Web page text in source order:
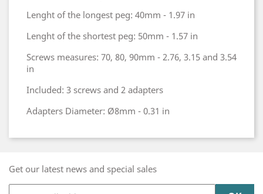
Lenght of the longest peg: 40mm - 1.97 in
Lenght of the shortest peg: 50mm - 1.57 in
Screws measures: 70, 80, 90mm - 2.76, 3.15 and 3.54
in
Included: 3 screws and 2 adapters
Adapters Diameter: Ø8mm - 0.31 in
Get our latest news and special sales